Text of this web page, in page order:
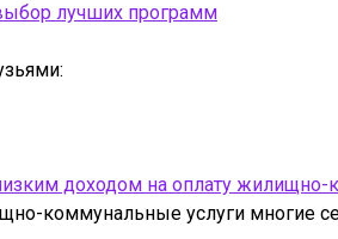
лучших программ
доходом на оплату
коммунальные услуги многие